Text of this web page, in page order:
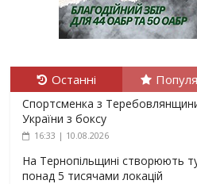
Останні
Спортсменка з
України з боксу
16:33 | 10.08.2026
На Тернопільщині створюють
понад 5 тисячами локацій